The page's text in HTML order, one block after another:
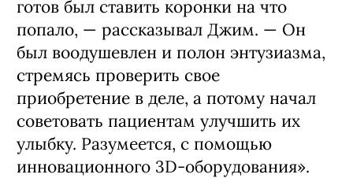
готов был ставить коронки на что
попало, — рассказывал Джим. — Он
был воодушевлен и полон энтузиазма,
стремясь проверить свое
приобретение в деле, а потому начал
советовать пациентам улучшить их
улыбку. Разумеется, с помощью
инновационного 3D-оборудования».